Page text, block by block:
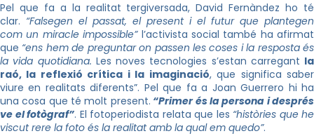
Pel que fa a la realitat tergiversada, DavidFernàndez ho té
clar. “Falsegen el passat, el present i el futur que plantegen
comun miracle impossible”l’activista social també ha afirmat
que “ens hem de preguntar on passen les coses i la resposta és
la vida quotidiana. Les noves tecnologies s’estan carregant la
raó, la reflexió crítica i la imaginació, que significa saber
viure en realitats diferents”. Pel que fa a Joan Guerrero hi ha
una cosa que té molt present. “Primer és la persona i després
ve el fotògraf”. El fotoperiodista relata que les “històries que he
viscut rere la foto és la realitat amb la qual em quedo”.